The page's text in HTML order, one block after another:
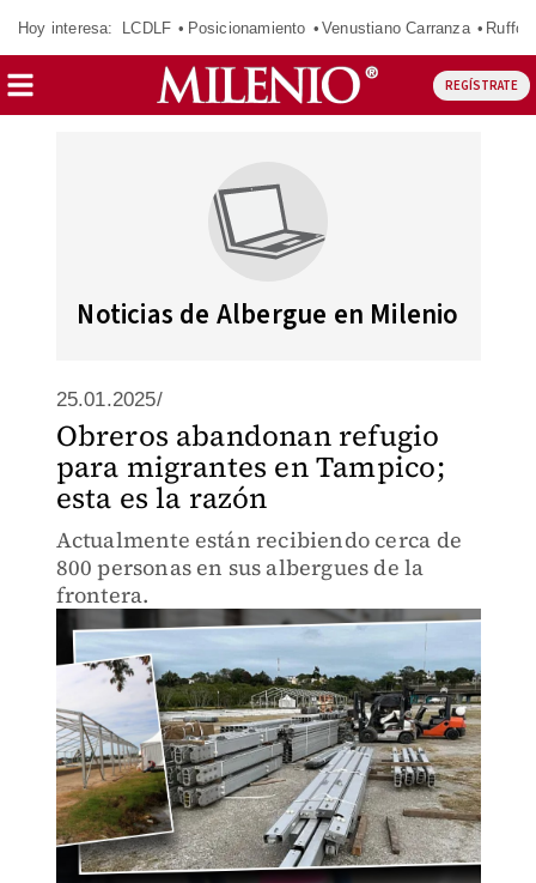
Hoy interesa: LCDLF Posicionamiento Venustiano Carranza Ruffo
REGÍSTRATE
Noticias de Albergue en Milenio
25.01.2025/
Obreros abandonan refugio
para migrantes en Tampico;
esta es la razón
Actualmente están recibiendo cerca de
800 personas en sus albergues de la
frontera.